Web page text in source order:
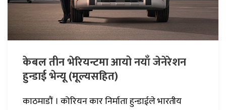
केबल तीन भेरियन्टमा आयो नयाँ जेनेरेशन
हुन्डाई भेन्यू (मूल्यसहित)
काठमाडौं । कोरियन कार निर्माता हुन्डाईले भारतीय